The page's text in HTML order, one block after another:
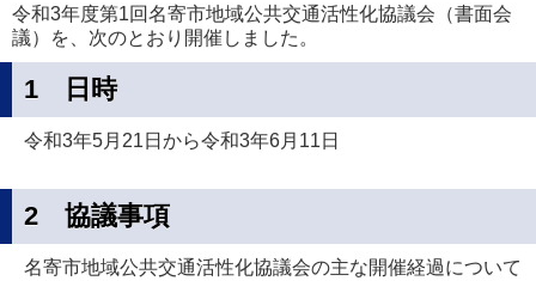
令和3年度第1回名寄市地域公共交通活性化協議会（書面会
議）を、次のとおり開催しました。
1 日時
令和3年5月21日から令和3年6月11日
2 協議事項
名寄市地域公共交通活性化協議会の主な開催経過について